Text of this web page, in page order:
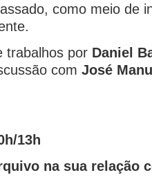
como meio de
trabalhos por Daniel
com José
13h
na sua relação